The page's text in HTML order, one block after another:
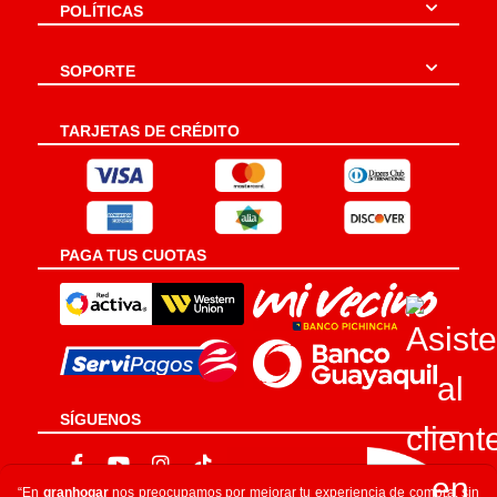
“En granhogarnos preocupamos por mejorar tu experiencia de compra, sin
POLÍTICAS
SOPORTE
TARJETAS DE CRÉDITO
PAGA TUS CUOTAS
SÍGUENOS